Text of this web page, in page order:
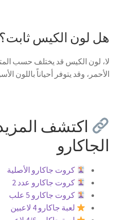
هل لون الكيس ثابت؟
لا، لون الكيس قد يختلف حسب
الأحمر، وقد يتوفر أحياناً باللون
اكتشف
الجاكارو
كروت جاكارو الأصلية
كروت جاكارو عدد 2
كروت جاكارو 5 علب
لعبة جاكارو 4 لاعبين